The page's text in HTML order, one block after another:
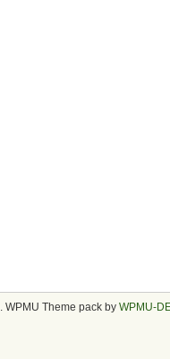
. WPMU Theme pack by WPMU-